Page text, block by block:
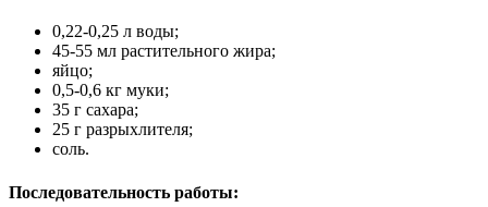
0,22-0,25 л воды;
45-55 мл растительного жира;
яйцо;
0,5-0,6 кг муки;
35 г сахара;
25 г разрыхлителя;
соль.
Последовательность работы: